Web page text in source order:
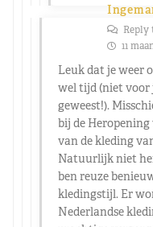
Reply
11
Leuk dat je weer
wel tijd (niet voor
geweest!).
bij de
van de kleding
Natuurlijk niet
ben reuze
kledingstijl. Er
Nederlandse